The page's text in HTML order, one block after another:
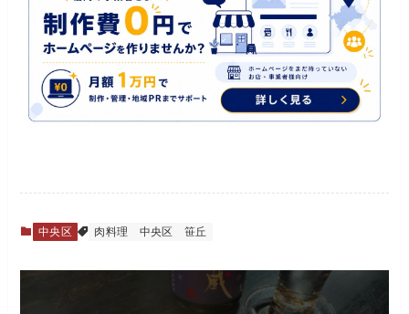
中央区 肉料理 中央区 笹丘